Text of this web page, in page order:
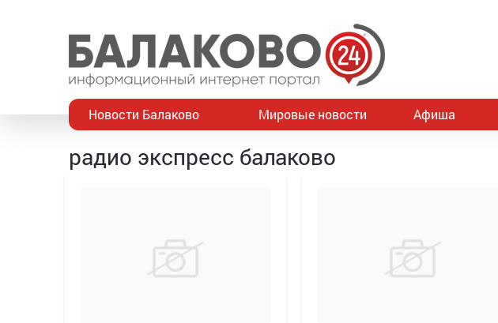
Новости Балаково Мировые новости Афиша
радио экспресс балаково